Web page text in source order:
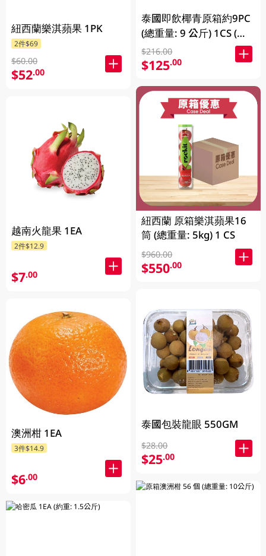
紐西蘭樂淇蘋果 1PK
2件$69
$60.00
$52.00
越南火龍果 1EA
2件$12.9
$7.00
澳洲柑 1EA
3件$14.9
$6.00
泰國即飲椰青原箱約9PC
(總重量: 9 公斤) 1CS (包
裝及品牌隨機發放)
$216.00
$125.00
紐西蘭 原箱樂淇蘋果16
筒 (總重量: 5kg) 1 CS
$960.00
$550.00
泰國包裝龍眼 550GM
$28.00
$25.00